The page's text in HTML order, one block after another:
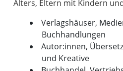
Verlagshäuser,
Buchhandlungen
Autor:innen,
und Kreative